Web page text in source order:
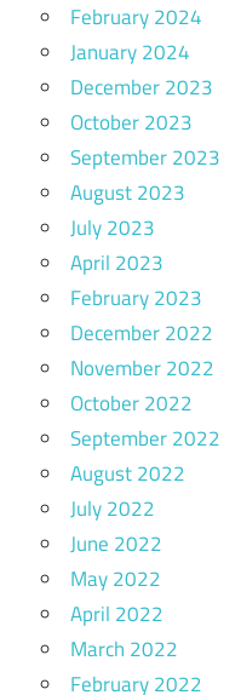
February 2024
January 2024
December 2023
October 2023
September 2023
August 2023
July 2023
April 2023
February 2023
December 2022
November 2022
October 2022
September 2022
August 2022
July 2022
June 2022
May 2022
April 2022
March 2022
February 2022